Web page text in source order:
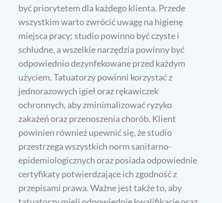
być priorytetem dla każdego klienta. Przede
wszystkim warto zwrócić uwagę na higienę
miejsca pracy; studio powinno być czyste i
schludne, a wszelkie narzędzia powinny być
odpowiednio dezynfekowane przed każdym
użyciem. Tatuatorzy powinni korzystać z
jednorazowych igieł oraz rękawiczek
ochronnych, aby zminimalizować ryzyko
zakażeń oraz przenoszenia chorób. Klient
powinien również upewnić się, że studio
przestrzega wszystkich norm sanitarno-
epidemiologicznych oraz posiada odpowiednie
certyfikaty potwierdzające ich zgodność z
przepisami prawa. Ważne jest także to, aby